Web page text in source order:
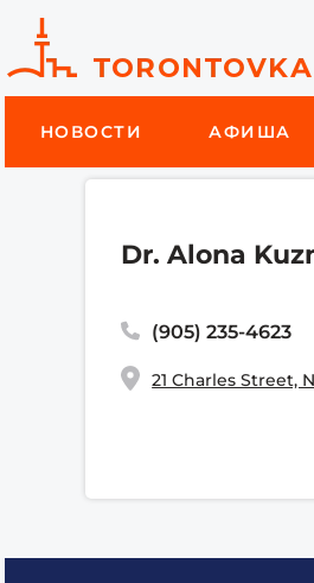
НОВОСТИ АФИША
Dr. Alona
(905) 235-4623
21 Charles Street,